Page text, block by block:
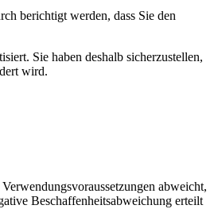
berichtigt werden, dass Sie den
Sie haben deshalb sicherzustellen,
wird.
abweicht,
Beschaffenheitsabweichung erteilt